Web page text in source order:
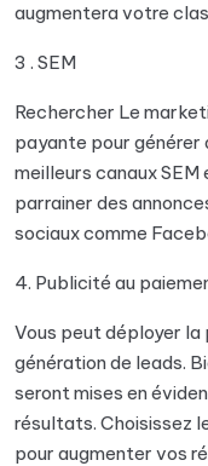
augmentera votre
3 . SEM
Rechercher Le
payante pour générer
meilleurs canaux
parrainer des
sociaux comme
4. Publicité au
Vous peut déployer
génération de leads.
seront mises en
résultats. Choisissez
pour augmenter vos